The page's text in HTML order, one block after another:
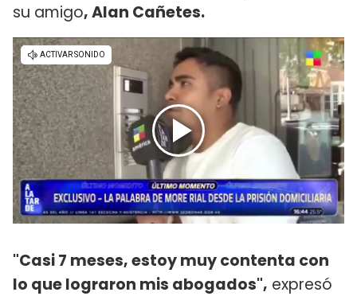
su amigo, Alan Cañetes.
"Casi 7 meses, estoy muy contenta con
lo que lograron mis abogados", expresó